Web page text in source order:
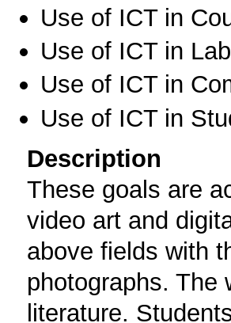
Use of ICT in
Use of ICT in
Use of ICT in
Use of ICT in
Description
These goals are
video art and
above fields with
photographs. The
literature.